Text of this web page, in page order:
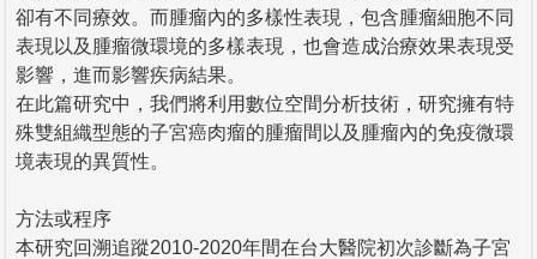
卻有不同療效。而腫瘤內的多樣性表現，包含腫瘤細胞不同
表現以及腫瘤微環境的多樣表現，也會造成治療效果表現受
影響，進而影響疾病結果。
在此篇研究中，我們將利用數位空間分析技術，研究擁有特
殊雙組織型態的子宮癌肉瘤的腫瘤間以及腫瘤內的免疫微環
境表現的異質性。
方法或程序
本研究回溯追蹤2010-2020年間在台大醫院初次診斷為子宮